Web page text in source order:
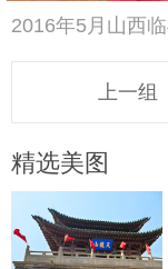
2016年5月山西
上一组
精选美图